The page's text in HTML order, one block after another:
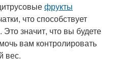
фрукты
что способствует
значит, что вы будете
вам контролировать
вес.